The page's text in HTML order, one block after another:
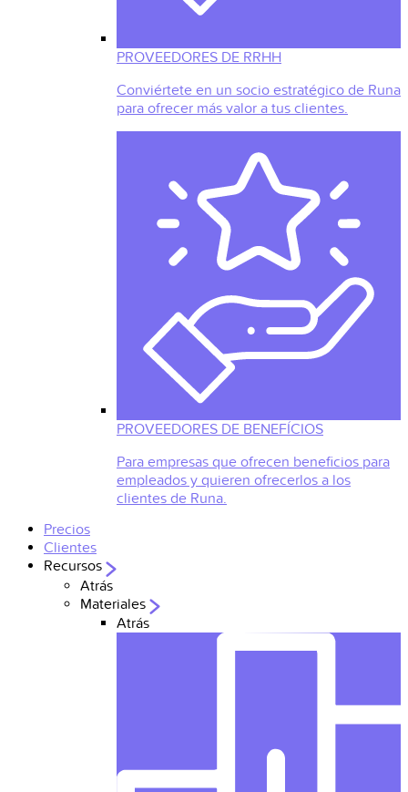
PROVEEDORES DE RRHH
Conviértete en un socio estratégico de Runa
para ofrecer más valor a tus clientes.
PROVEEDORES DE BENEFÍCIOS
Para empresas que ofrecen beneficios para
empleados y quieren ofrecerlos a los
clientes de Runa.
Precios
Clientes
Recursos
Atrás
Materiales
Atrás